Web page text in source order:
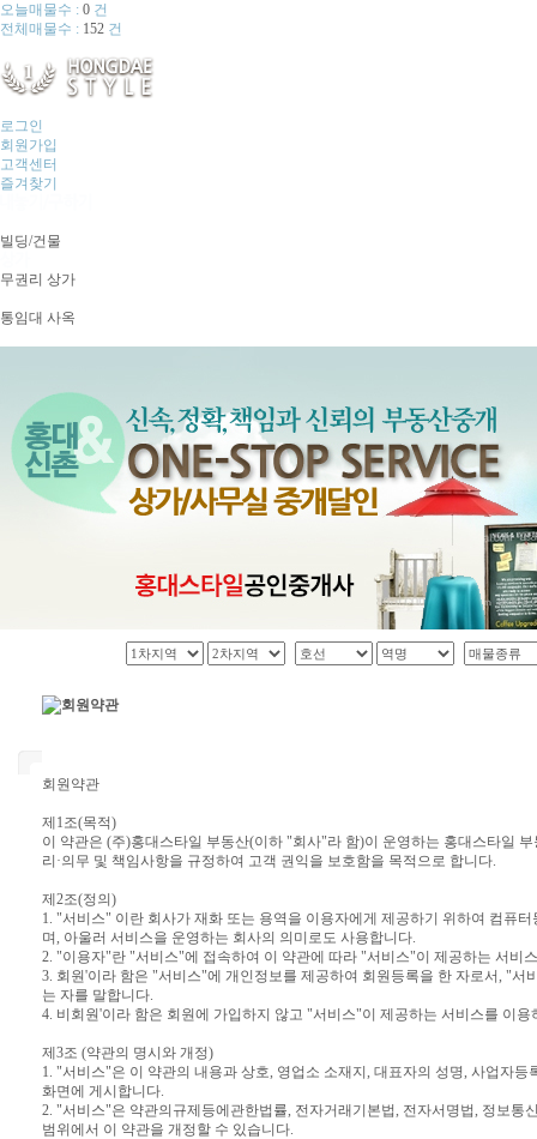
오늘매물수 : 0 건
전체매물수 : 152 건
로그인
회원가입
고객센터
즐겨찾기
빌딩/건물
무권리 상가
통임대 사옥
회원약관
제1조(목적)
이 약관은 (주)홍대스타일 부동산(이하 "회사"라 함)이 운영하는 홍대스타일
리·의무 및 책임사항을 규정하여 고객 권익을 보호함을 목적으로 합니다.
제2조(정의)
1. "서비스" 이란 회사가 재화 또는 용역을 이용자에게 제공하기 위하여 컴퓨
며, 아울러 서비스을 운영하는 회사의 의미로도 사용합니다.
2. "이용자"란 "서비스"에 접속하여 이 약관에 따라 "서비스"이 제공하는 서비
3. 회원'이라 함은 "서비스"에 개인정보를 제공하여 회원등록을 한 자로서, "
는 자를 말합니다.
4. 비회원'이라 함은 회원에 가입하지 않고 "서비스"이 제공하는 서비스를 이용
제3조 (약관의 명시와 개정)
1. "서비스"은 이 약관의 내용과 상호, 영업소 소재지, 대표자의 성명, 사업자
화면에 게시합니다.
2. "서비스"은 약관의규제등에관한법률, 전자거래기본법, 전자서명법, 정보
범위에서 이 약관을 개정할 수 있습니다.